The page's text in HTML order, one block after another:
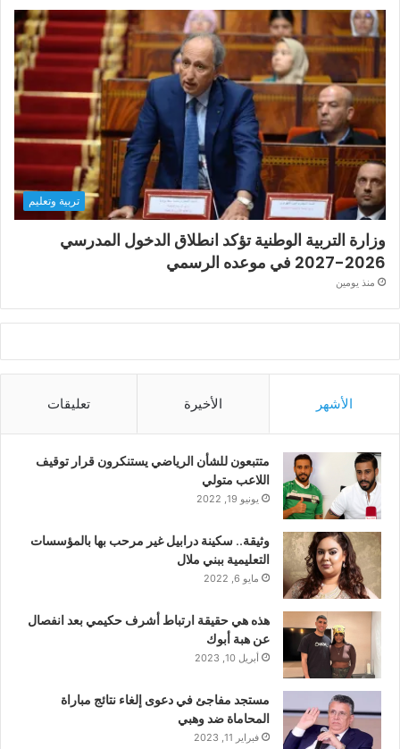
تربية وتعليم
وزارة التربية الوطنية تؤكد انطلاق الدخول المدرسي
2026-2027 في موعده الرسمي
منذ يومين
الأشهر الأخيرة تعليقات
متتبعون للشأن الرياضي يستنكرون قرار توقيف
اللاعب متولي
يونيو 19, 2022
وثيقة.. سكينة درابيل غير مرحب بها بالمؤسسات
التعليمية ببني ملال
مايو 6, 2022
هذه هي حقيقة ارتباط أشرف حكيمي بعد انفصال
عن هبة أبوك
أبريل 10, 2023
مستجد مفاجئ في دعوى إلغاء نتائج مباراة
المحاماة ضد وهبي
فبراير 11, 2023